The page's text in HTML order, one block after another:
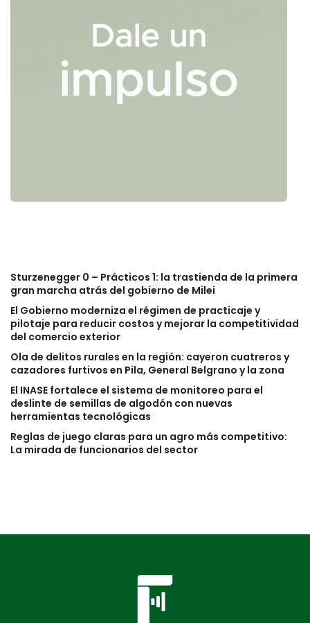
Sturzenegger 0 – Prácticos 1: la trastienda de la primera
gran marcha atrás del gobierno de Milei
El Gobierno moderniza el régimen de practicaje y
pilotaje para reducir costos y mejorar la competitividad
del comercio exterior
Ola de delitos rurales en la región: cayeron cuatreros y
cazadores furtivos en Pila, General Belgrano y la zona
El INASE fortalece el sistema de monitoreo para el
deslinte de semillas de algodón con nuevas
herramientas tecnológicas
Reglas de juego claras para un agro más competitivo:
La mirada de funcionarios del sector